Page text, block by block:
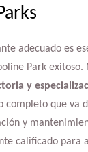
adecuado es
Park exitoso.
y
completo que va
y
calificado para